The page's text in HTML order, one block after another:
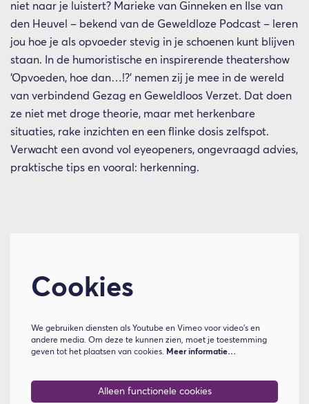
niet naar je luistert? Marieke van Ginneken en Ilse van
den Heuvel – bekend van de Geweldloze Podcast – leren
jou hoe je als opvoeder stevig in je schoenen kunt blijven
staan. In de humoristische en inspirerende theatershow
‘Opvoeden, hoe dan…!?’ nemen zij je mee in de wereld
van verbindend Gezag en Geweldloos Verzet. Dat doen
ze niet met droge theorie, maar met herkenbare
situaties, rake inzichten en een flinke dosis zelfspot.
Verwacht een avond vol eyeopeners, ongevraagd advies,
praktische tips en vooral: herkenning.
Cookies
We gebruiken diensten als Youtube en Vimeo voor video's en
andere media. Om deze te kunnen zien, moet je toestemming
geven tot het plaatsen van cookies. Meer informatie…
Alleen functionele cookies